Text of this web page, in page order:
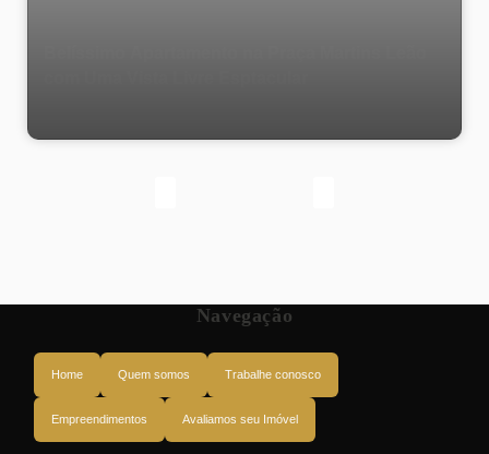
Navegação
Home Quem somos Trabalhe conosco
Empreendimentos Avaliamos seu Imóvel